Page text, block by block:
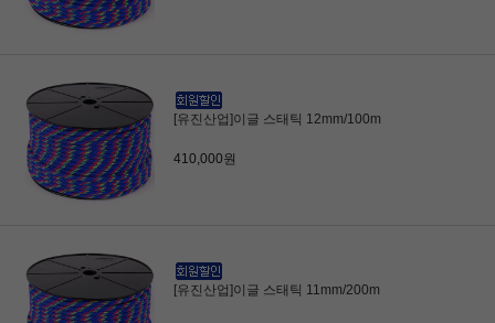
[유진산업]이글 스태틱 12mm/100m
410,000원
[유진산업]이글 스태틱 11mm/200m